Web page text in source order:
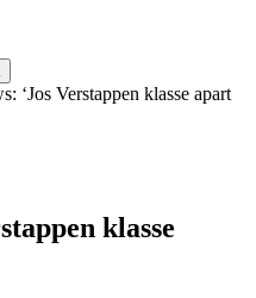
‘Jos Verstappen klasse apart
klasse